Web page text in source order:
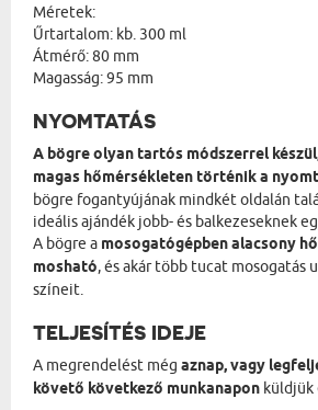
Méretek:
Űrtartalom: kb. 300 ml
Átmérő: 80 mm
Magasság: 95 mm
NYOMTATÁS
A bögre olyan tartós módszerrel
magas hőmérsékleten történik a
bögre fogantyújának mindkét oldalán
ideális ajándék jobb- és balkezeseknek
A bögre a mosogatógépben alacsony
mosható, és akár több tucat mosogatás
színeit.
TELJESÍTÉS IDEJE
A megrendelést még aznap, vagy
követő következő munkanapon küldjük